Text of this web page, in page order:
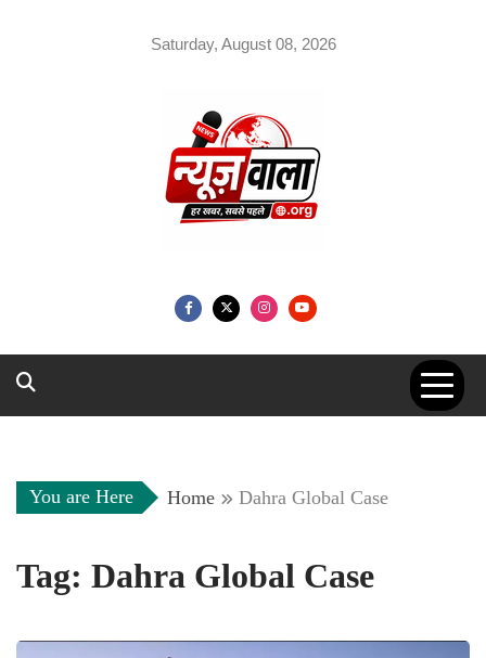
Saturday, August 08, 2026
You are Here Home Dahra Global Case
Tag: Dahra Global Case